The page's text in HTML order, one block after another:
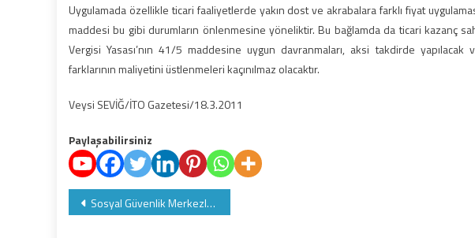
Uygulamada özellikle ticari faaliyetlerde yakın dost ve akrabalara farklı fiyat
maddesi bu gibi durumların önlenmesine yöneliktir. Bu bağlamda da ticari kazanç
Vergisi Yasası’nın 41/5 maddesine uygun davranmaları, aksi takdirde
farklarının maliyetini üstlenmeleri kaçınılmaz olacaktır.
Veysi SEVİĞ/İTO Gazetesi/18.3.2011
Paylaşabilirsiniz
Yazı
Sosyal Güvenlik Merkezleri Listesi